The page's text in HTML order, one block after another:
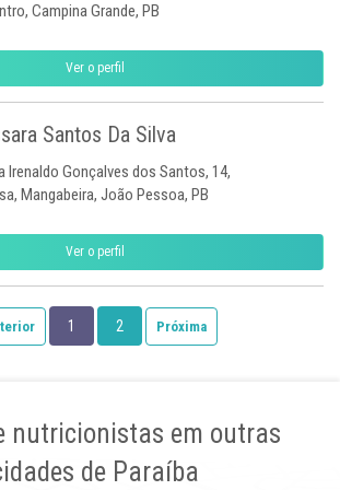
Campina Grande, PB
Ver o perfil
Santos Da Silva
Irenaldo Gonçalves dos Santos, 14,
Mangabeira, João Pessoa, PB
Ver o perfil
1 2 Próxima
nutricionistas em outras
de Paraíba